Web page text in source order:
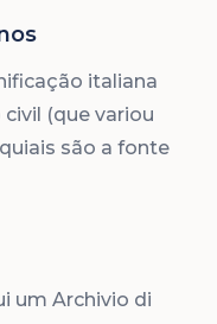
italiana
civil (que variou
são a fonte
um Archivio di